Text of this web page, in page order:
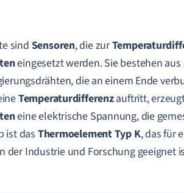
sind Sensoren, die zur
eingesetzt werden. Sie bestehen
die an einem Ende
Temperaturdifferenzauftritt,
eine elektrische Spannung, die
ist dasThermoelement Typ K, das für
der Industrie und Forschung geeignet